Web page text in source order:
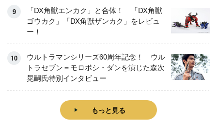
「DX角獣エンカク」と合体！ 「DX角獣
ゴウカク」「DX角獣ザンカク」をレビュ
ー！
ウルトラマンシリーズ60周年記念！ ウル
トラセブン＝モロボシ・ダンを演じた森次
晃嗣氏特別インタビュー
もっと見る